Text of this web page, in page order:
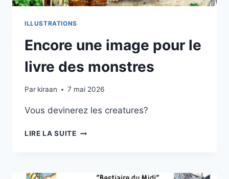
ILLUSTRATIONS
Encore une image pour le
livre des monstres
Par kiraan 7 mai 2026
Vous devinerez les creatures?
LIRE LA SUITEENCORE